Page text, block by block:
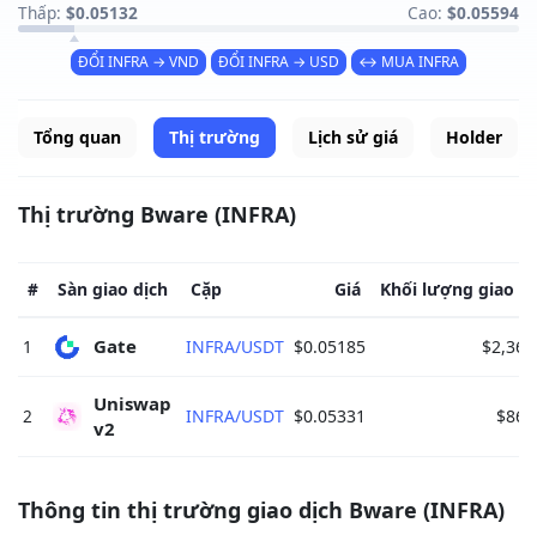
Thấp: $0.05132 Cao: $0.05594
ĐỔI INFRA → VND ĐỔI INFRA → USD ↔ MUA INFRA
Tổng quan Thị trường Lịch sử giá Holder
Thị trường Bware (INFRA)
# Sàn giao dịch Cặp Giá Khối lượng giao
1 Gate INFRA/USDT $0.05185
2
Uniswap
v2
INFRA/USDT $0.05331
Thông tin thị trường giao dịch Bware (INFRA)